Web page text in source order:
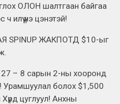
ОЛОН шалтгаан байгаа
илүү үнэ цэнэтэй!
SPINUP ЖАКПОТД $10-ыг
– 8 сарын 2-ны хооронд
Урамшуулал болох $1,500
цуглуул! Анхны